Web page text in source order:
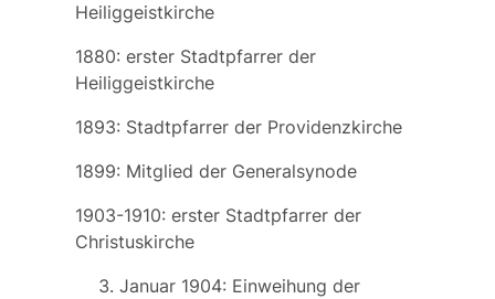
Heiliggeistkirche
1880: erster Stadtpfarrer der
Heiliggeistkirche
1893: Stadtpfarrer der Providenzkirche
1899: Mitglied der Generalsynode
1903-1910: erster Stadtpfarrer der
Christuskirche
Januar 1904: Einweihung der